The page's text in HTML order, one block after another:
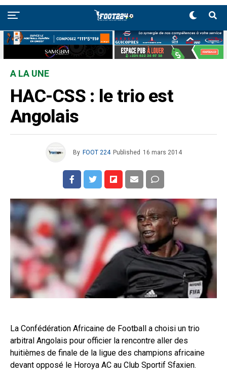
A LA UNE
HAC-CSS : le trio est
Angolais
By FOOT 224 Published 16 mars 2014
La Confédération Africaine de Football a choisi un trio
arbitral Angolais pour officier la rencontre aller des
huitièmes de finale de la ligue des champions africaine
devant opposé le Horoya AC au Club Sportif Sfaxien.